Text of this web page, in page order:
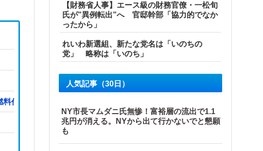
代は高騰「今年でやめる」農家も
【財務省人事】エース級の財務官僚・一松旬
氏が”異例転出”へ 官邸幹部「協力的でなか
ったから」
れいわ新選組、新たな党名は「いのちの
党」 略称は「いのち」
人気記事（30日）
NY市長マムダニ氏無惨！富裕層の流出で1.1
兆円が消える。NYから出て行かないでと懇願
も